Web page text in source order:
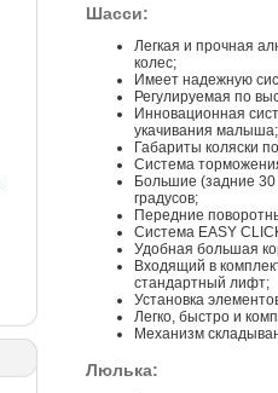
Шасси:
Легкая и прочная
колес;
Имеет надежную
Регулируемая по
Инновационная
укачивания малыша;
Габариты коляски
Cистема
Большие (задние 30
градусов;
Передние
Система EASY
Удобная большая
Входящий в
стандартный лифт;
Установка
Легко, быстро и
Механизм
Люлька: